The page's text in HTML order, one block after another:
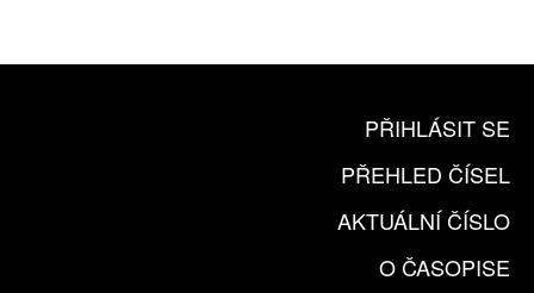
PŘIHLÁSIT SE
PŘEHLED ČÍSEL
AKTUÁLNÍ ČÍSLO
O ČASOPISE